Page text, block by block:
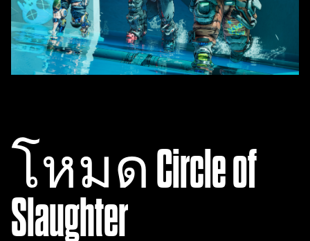
โหมด Circle of
Slaughter